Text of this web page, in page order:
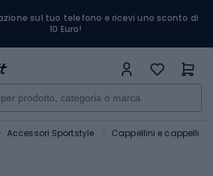
sul tuo telefono e ricevi uno sconto di
10 Euro!
Accessori Sportstyle Cappellini e cappelli